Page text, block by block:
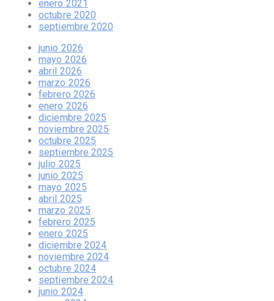
enero 2021
octubre 2020
septiembre 2020
junio 2026
mayo 2026
abril 2026
marzo 2026
febrero 2026
enero 2026
diciembre 2025
noviembre 2025
octubre 2025
septiembre 2025
julio 2025
junio 2025
mayo 2025
abril 2025
marzo 2025
febrero 2025
enero 2025
diciembre 2024
noviembre 2024
octubre 2024
septiembre 2024
junio 2024